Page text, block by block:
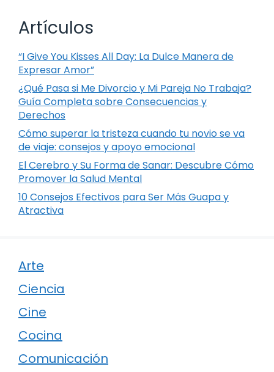
Artículos
“I Give You Kisses All Day: La Dulce Manera de
Expresar Amor”
¿Qué Pasa si Me Divorcio y Mi Pareja No Trabaja?
Guía Completa sobre Consecuencias y
Derechos
Cómo superar la tristeza cuando tu novio se va
de viaje: consejos y apoyo emocional
El Cerebro y Su Forma de Sanar: Descubre Cómo
Promover la Salud Mental
10 Consejos Efectivos para Ser Más Guapa y
Atractiva
Arte
Ciencia
Cine
Cocina
Comunicación